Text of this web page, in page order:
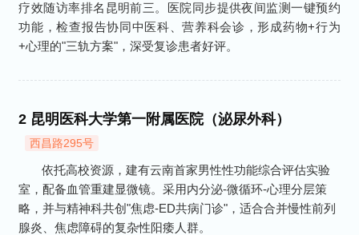
疗效随访率排名昆明前三。医院同步提供夜间监测一键预约
功能，检查报告协同中医科、营养科会诊，形成药物+行为
+心理的"三轨方案"，深受复诊患者好评。
2 昆明医科大学第一附属医院（泌尿外科）
西昌路295号
依托高校资源，建有云南首家男性性功能综合评估实验
室，配备血管重建显微镜。采用内分泌-微循环-心理分层策
略，并与精神科共创"焦虑-ED共病门诊"，适合合并慢性前列
腺炎、焦虑障碍的复杂性阳痿人群。